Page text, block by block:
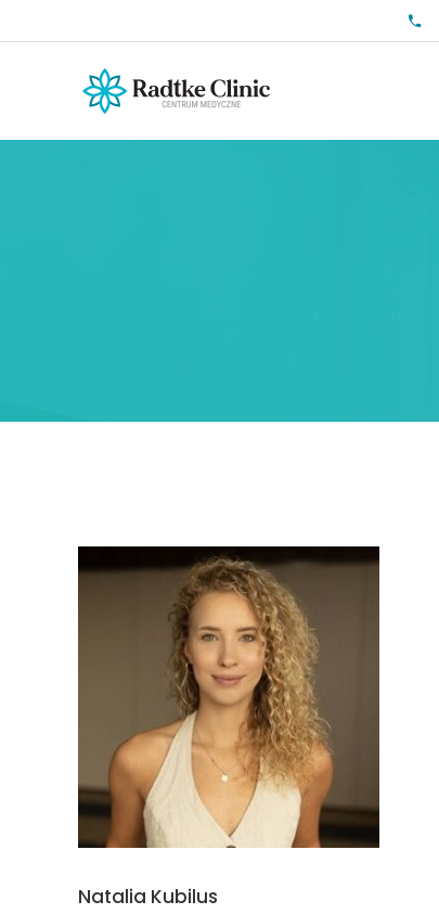
Natalia Kubilus